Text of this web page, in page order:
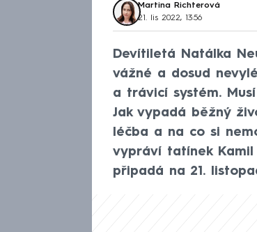
Martina Richterová
21. lis 2022, 13:56
Devítiletá Natálka
vážné a dosud
a trávicí systém.
Jak vypadá běžný
léčba a na co si
vypráví tatínek Kamil
připadá na 21.